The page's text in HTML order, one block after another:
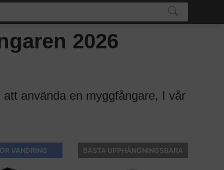
2026
använda en myggfångare, I vår
VANDRING BÄSTA UPPHÄNGNINGSBARA